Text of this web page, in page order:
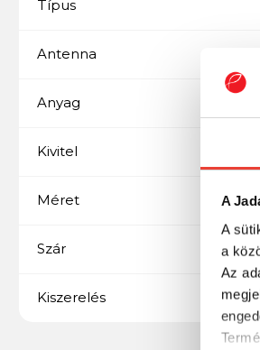
A
A
a
Az
Típus
Antenna
Anyag
Kivitel
Méret
Szár
Kiszerelés